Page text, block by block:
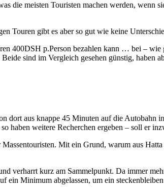
die meisten Touristen machen werden, wenn
Touren gibt es aber so gut wie keine
400DSH p.Person bezahlen kann … bei –
sind im Vergleich gesehen günstig, haben
dort aus knappe 45 Minuten auf die
haben weitere Recherchen ergeben – soll er
Mit ein Grund, warum aus
verharrt kurz am Sammelpunkt. Da immer
Minimum abgelassen, um ein